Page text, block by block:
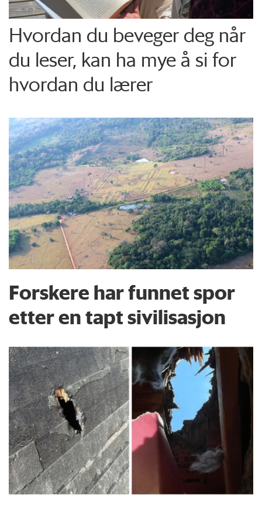
Hvordan du beveger deg når
du leser, kan ha mye å si for
hvordan du lærer
Forskere har funnet spor
etter en tapt sivilisasjon